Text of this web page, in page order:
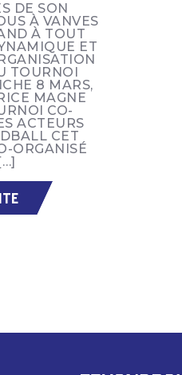
DE SON
À VANVES
À TOUT
ET
TOURNOI
8 MARS,
MAGNE
CO-
ACTEURS
CET
ORGANISÉ